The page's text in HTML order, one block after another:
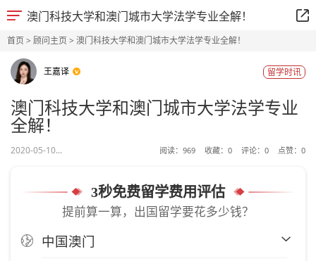
澳门科技大学和澳门城市大学法学专业全解！
首页> 顾问主页> 澳门科技大学和澳门城市大学法学专业全解！
王嘉译 留学时讯
澳门科技大学和澳门城市大学法学专业
全解！
2020-05-10... 阅读： 969 收藏： 0 评论： 0 点赞： 0
3秒免费留学费用评估
提前算一算，出国留学要花多少钱？